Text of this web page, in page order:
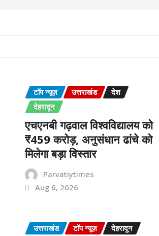
टॉप न्यूज़ उत्तराखंड
देश
देहरादून
एचएनबी गढ़वाल विश्वविद्यालय को
₹459 करोड़, अनुसंधान ढांचे को
मिलेगा बड़ा विस्तार
Parvatiytimes
Aug 6, 2026
उत्तराखंड टॉप न्यूज़
देहरादून